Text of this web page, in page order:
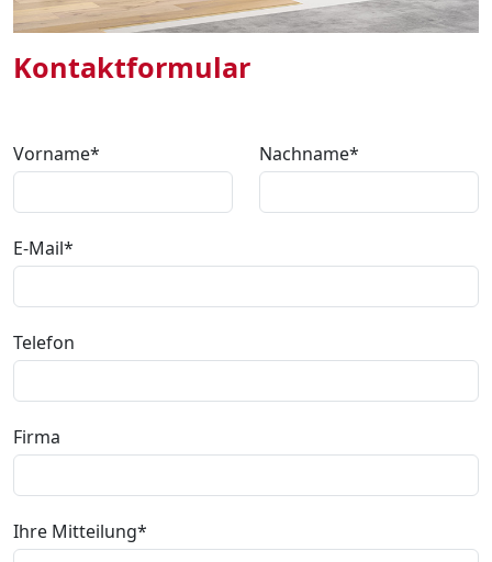
Kontaktformular
Vorname* Nachname*
E-Mail*
Telefon
Firma
Ihre Mitteilung*